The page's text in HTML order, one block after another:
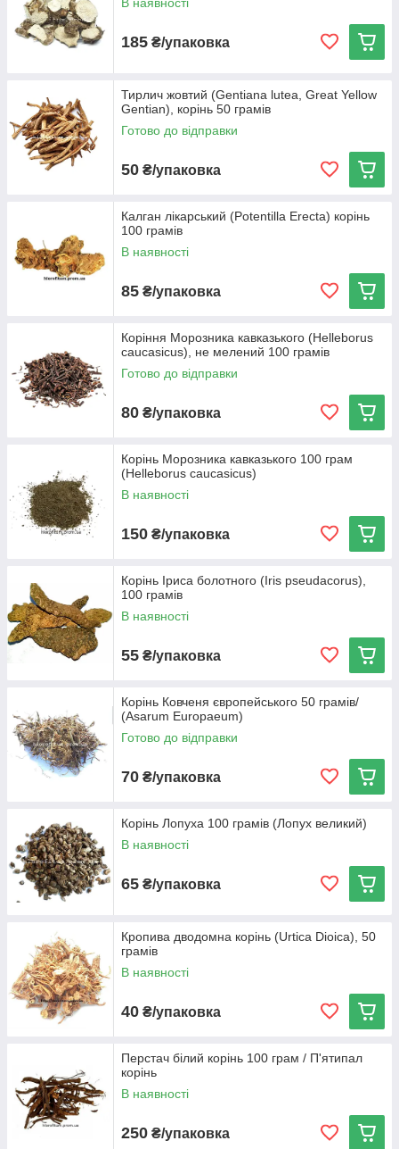
Корінь Копійочник чайного містить цілий ряд цілющих
речовин, включаючи амінокислоти і катехіни. Відмінно
відновленні після травм або операцій.
Чому наша продукція так цінується в
Коріння рослин накопичують в собі безліч
корисних речовин і відмінно зберігають їх.
Це кращий вибір для приготування
Різнобічність
Багато коріння ефективно протистоять
цілого ряду захворювань. Крім цього,
відновлювальних процедур.
Пропонуємо перевірену продукцію від
збирачів з багаторічним досвідом. Вони
правильного збирання, сушіння та
Варіативність
В наявності представлений багатий
асортимент коріння з Кавказу, України та
Ознайомитися з вибором
«Хлорофітум» — сучасний магазин
185 ₴/упаковка
Тирлич жовтий (Gentiana lutea, Great Yellow
Gentian), корінь 50 грамів
Готово до відправки
50 ₴/упаковка
Калган лікарський (Potentilla Erecta) корінь
100 грамів
В наявності
85 ₴/упаковка
Коріння Морозника кавказького (Helleborus
caucasicus), не мелений 100 грамів
Готово до відправки
80 ₴/упаковка
Корінь Морозника кавказького 100 грам
(Helleborus caucasicus)
В наявності
150 ₴/упаковка
Корінь Іриса болотного (Iris pseudacorus),
100 грамів
В наявності
55 ₴/упаковка
Корінь Ковченя європейського 50 грамів/
(Asarum Europaeum)
Готово до відправки
70 ₴/упаковка
Корінь Лопуха 100 грамів (Лопух великий)
В наявності
65 ₴/упаковка
Кропива дводомна корінь (Urtica Dioica), 50
грамів
В наявності
40 ₴/упаковка
Перстач білий корінь 100 грам / П'ятипал
корінь
В наявності
250 ₴/упаковка